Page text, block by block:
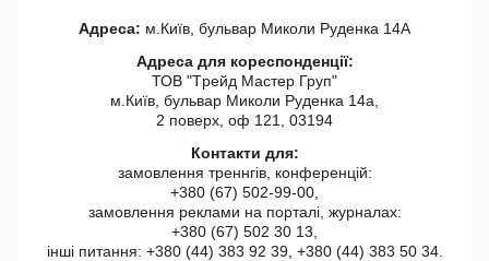
Адреса: м.Київ, бульвар Миколи Руденка 14А
Адреса для кореспонденції:
ТОВ "Tрейд Мастер Груп"
м.Київ, бульвар Миколи Руденка 14а,
2 поверх, оф 121, 03194
Контакти для:
замовлення треннгів, конференцій:
+380 (67) 502-99-00,
замовлення реклами на порталі, журналах:
+380 (67) 502 30 13,
інші питання: +380 (44) 383 92 39, +380 (44) 383 50 34.